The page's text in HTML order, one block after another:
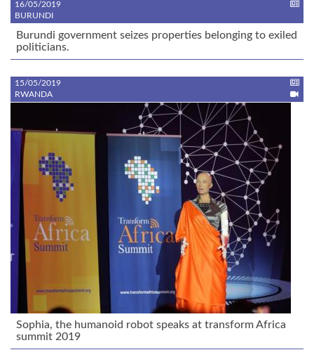
16/05/2019
BURUNDI
Burundi government seizes properties belonging to exiled
politicians.
15/05/2019
RWANDA
Sophia, the humanoid robot speaks at transform Africa
summit 2019